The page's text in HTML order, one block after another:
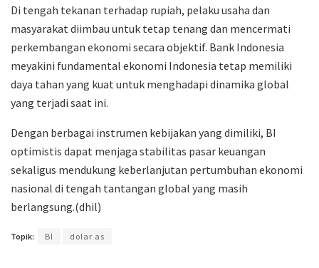
Di tengah tekanan terhadap rupiah, pelaku usaha dan
masyarakat diimbau untuk tetap tenang dan mencermati
perkembangan ekonomi secara objektif. Bank Indonesia
meyakini fundamental ekonomi Indonesia tetap memiliki
daya tahan yang kuat untuk menghadapi dinamika global
yang terjadi saat ini.
Dengan berbagai instrumen kebijakan yang dimiliki, BI
optimistis dapat menjaga stabilitas pasar keuangan
sekaligus mendukung keberlanjutan pertumbuhan ekonomi
nasional di tengah tantangan global yang masih
berlangsung.(dhil)
Topik: BI dolar as